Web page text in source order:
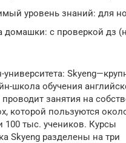
уровень знаний: для
домашки: с проверкой дз
школа обучения
занятия на
которой пользуются
100 тыс. учеников. Курсы
Skyeng разделены на три